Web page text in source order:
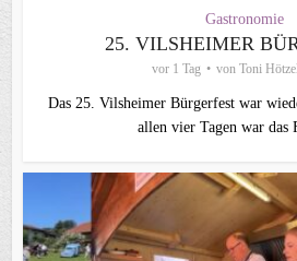
Gastronomie
25. VILSHEIMER
vor 1 Tag von Toni
Das 25. Vilsheimer Bürgerfest war
allen vier Tagen war das